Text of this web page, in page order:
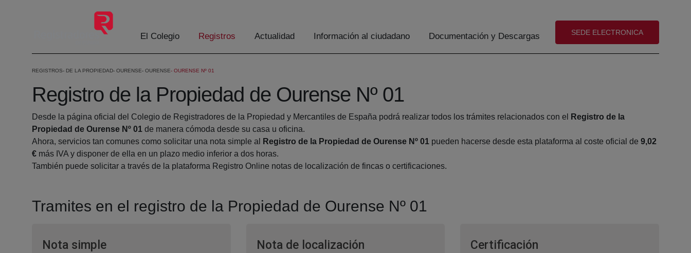
El Colegio Registros Actualidad Información al ciudadano Documentación y Descargas (abre en nueva ventana)
SEDE ELECTRONICA
REGISTROS DE LA PROPIEDAD OURENSE OURENSE OURENSE Nº 01
Registro de la Propiedad de Ourense Nº 01
Desde la página oficial del Colegio de Registradores de la Propiedad y Mercantiles de España podrá realizar todos los trámites relacionados con el
Registro de la
Propiedad de Ourense Nº 01 de manera cómoda desde su casa u oficina.
Ahora, servicios tan comunes como solicitar una nota simple al
Registro de la Propiedad de Ourense Nº 01 pueden hacerse desde esta plataforma al coste oficial de 9,02
€ más IVA y disponer de ella en un plazo medio inferior a dos horas.
También puede solicitar a través de la plataforma Registro Online notas de localización de fincas o certificaciones.
Tramites en el registro de la Propiedad de Ourense Nº 01
Nota simpleVentana nueva Nota de localizaciónVentana nueva Certificación